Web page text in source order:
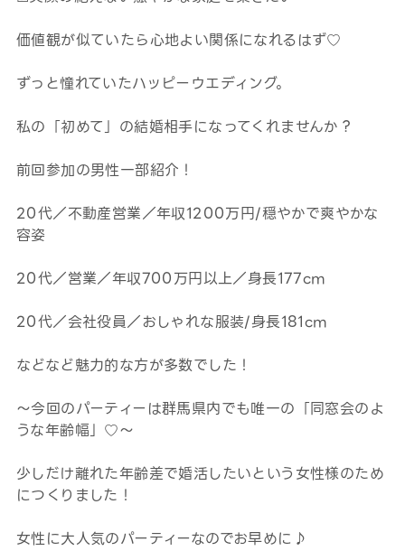
価値観が似ていたら心地よい関係になれるはず♡
ずっと憧れていたハッピーウエディング。
私の「初めて」の結婚相手になってくれませんか？
前回参加の男性一部紹介！
20代／不動産営業／年収1200万円/穏やかで爽やかな
容姿
20代／営業／年収700万円以上／身長177cm
20代／会社役員／おしゃれな服装/身長181cm
などなど魅力的な方が多数でした！
～今回のパーティーは群馬県内でも唯一の「同窓会のよ
うな年齢幅」♡～
少しだけ離れた年齢差で婚活したいという女性様のため
につくりました！
女性に大人気のパーティーなのでお早めに♪